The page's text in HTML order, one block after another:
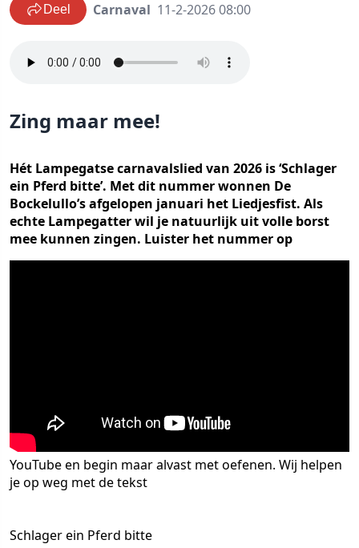
Deel Carnaval 11-2-2026 08:00
Zing maar mee!
Hét Lampegatse carnavalslied van 2026 is ‘Schlager
ein Pferd bitte’. Met dit nummer wonnen De
Bockelullo’s afgelopen januari het Liedjesfist. Als
echte Lampegatter wil je natuurlijk uit volle borst
mee kunnen zingen. Luister het nummer op
YouTube en begin maar alvast met oefenen. Wij helpen
je op weg met de tekst
Schlager ein Pferd bitte